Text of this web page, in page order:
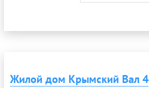
Жилой дом Крымский Вал 4